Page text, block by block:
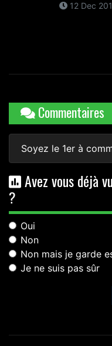
12 Dec
Commentaires
Soyez le 1er à
Avez vous déjà
?
Oui
Non
Non mais je garde
Je ne suis pas sûr